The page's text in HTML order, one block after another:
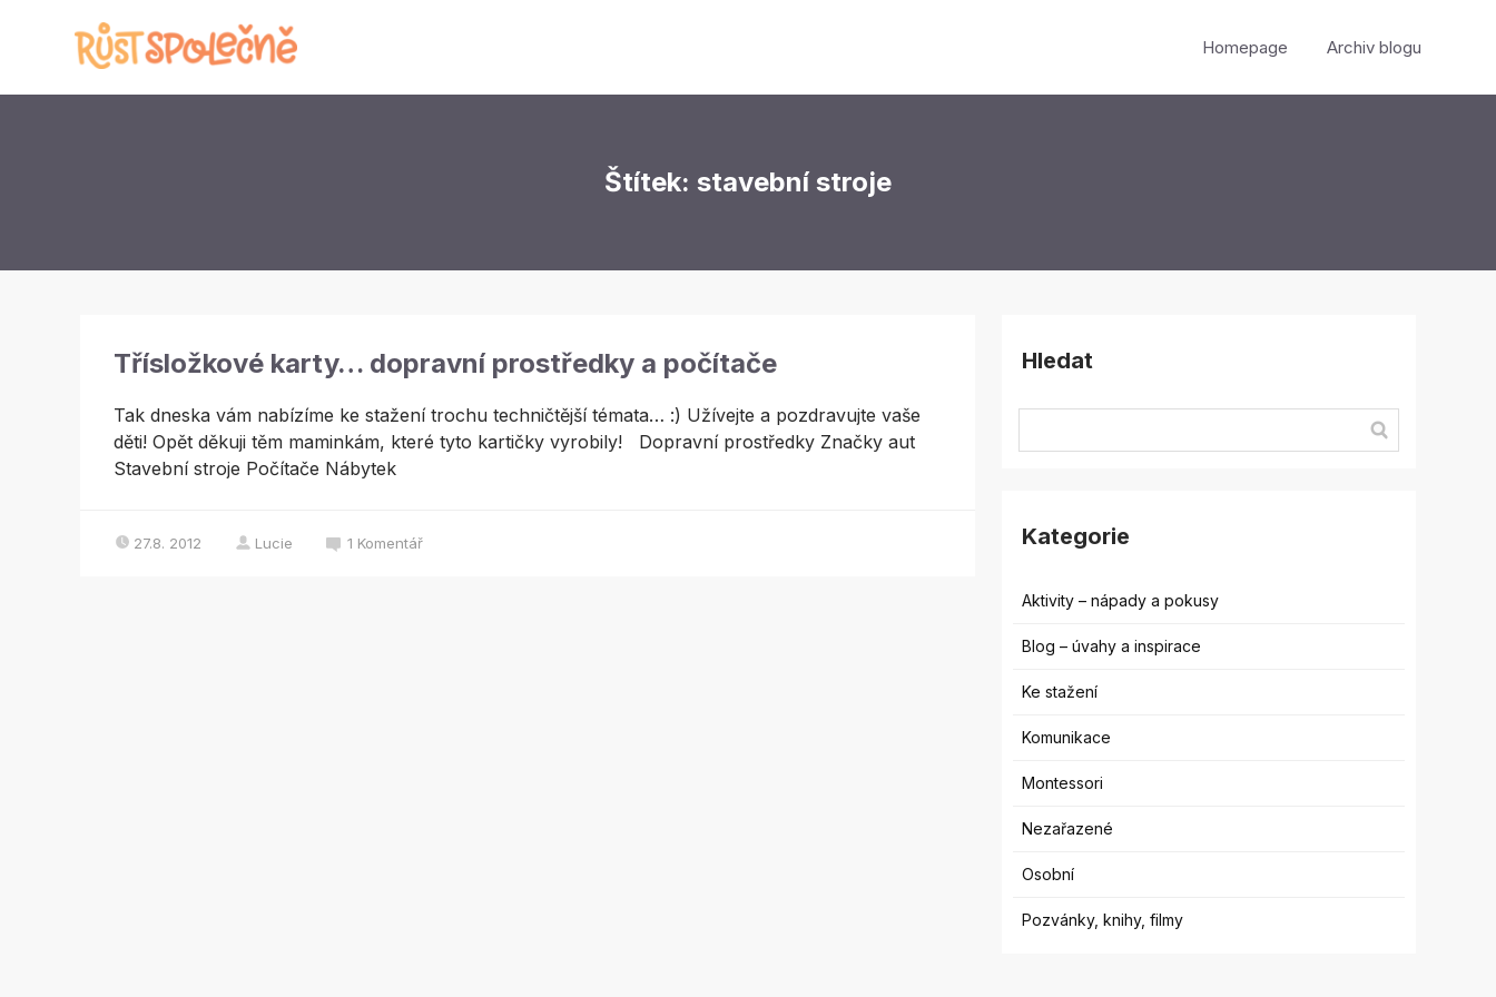
Homepage Archiv blogu
Štítek: stavební stroje
Třísložkové karty… dopravní prostředky a počítače
Tak dneska vám nabízíme ke stažení trochu techničtější témata… :) Užívejte a pozdravujte vaše
děti! Opět děkuji těm maminkám, které tyto kartičky vyrobily! Dopravní prostředky Značky aut
Stavební stroje Počítače Nábytek
27.8. 2012 Lucie 1 Komentář
Hledat
Kategorie
Aktivity – nápady a pokusy
Blog – úvahy a inspirace
Ke stažení
Komunikace
Montessori
Nezařazené
Osobní
Pozvánky, knihy, filmy